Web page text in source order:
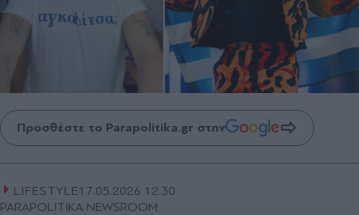
Προσθέστε το Parapolitika.gr στην
LIFESTYLE17.05.2026 12:30
PARAPOLITIKA NEWSROOM